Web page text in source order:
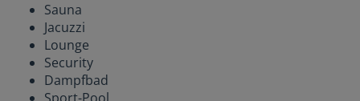
Sauna
Jacuzzi
Lounge
Security
Dampfbad